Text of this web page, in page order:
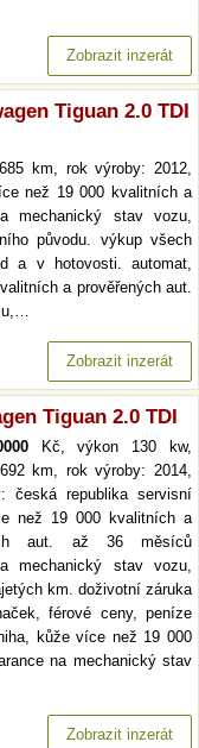
Zobrazit inzerát
Tiguan 2.0 TDI
km, rok výroby: 2012,
než 19 000 kvalitních a
mechanický stav vozu,
původu. výkup všech
a v hotovosti. automat,
a prověřených aut.
Zobrazit inzerát
Tiguan 2.0 TDI
Kč, výkon 130 kw,
km, rok výroby: 2014,
česká republika servisní
než 19 000 kvalitních a
aut. až 36 měsíců
mechanický stav vozu,
km. doživotní záruka
férové ceny, peníze
kůže více než 19 000
na mechanický stav
Zobrazit inzerát